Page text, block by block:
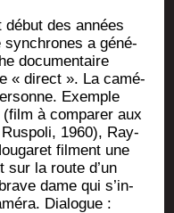
des années
syn­chrones a géné­
docu­men­taire
« direct ». La camé­
Exemple
à com­pa­rer aux
1960), Ray­
filment une
sur la route d’un
dame qui s’in­
Dialogue :